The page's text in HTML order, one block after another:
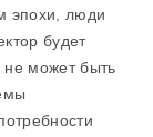
эпохи, люди
будет
не может быть